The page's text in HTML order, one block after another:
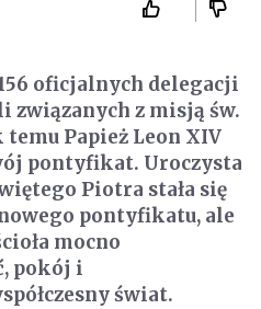
oficjalnych delegacji
związanych z misją św.
Papież Leon XIV
pontyfikat. Uroczysta
Piotra stała się
pontyfikatu, ale
mocno
pokój i
świat.